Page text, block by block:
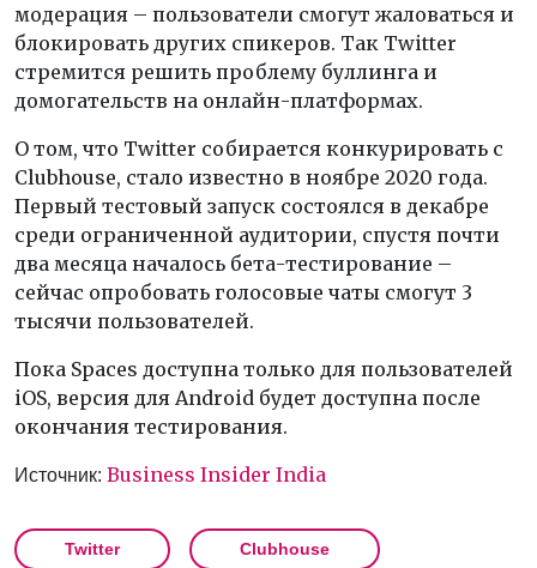
модерация – пользователи смогут жаловаться и
блокировать других спикеров. Так Twitter
стремится решить проблему буллинга и
домогательств на онлайн-платформах.
О том, что Twitter собирается конкурировать с
Clubhouse, стало известно в ноябре 2020 года.
Первый тестовый запуск состоялся в декабре
среди ограниченной аудитории, спустя почти
два месяца началось бета-тестирование –
сейчас опробовать голосовые чаты смогут 3
тысячи пользователей.
Пока Spaces доступна только для пользователей
iOS, версия для Android будет доступна после
окончания тестирования.
Источник: Business Insider India
Twitter Clubhouse